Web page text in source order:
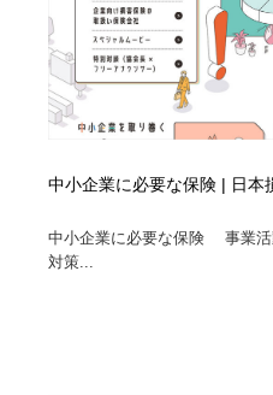
中小企業に必要な保険 | 日本
中小企業に必要な保険 事業活
対策...